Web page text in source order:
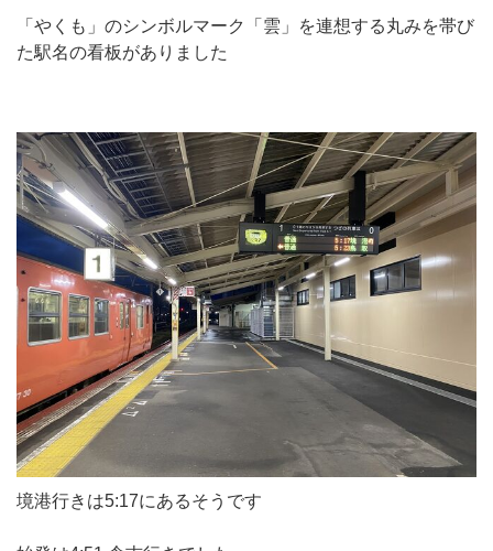
「やくも」のシンボルマーク「雲」を連想する丸みを帯び
た駅名の看板がありました
境港行きは5:17にあるそうです